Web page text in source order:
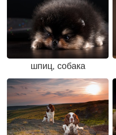
шпиц, собака